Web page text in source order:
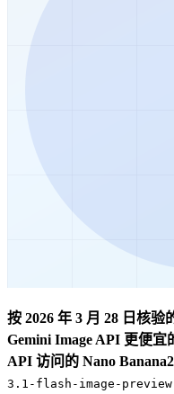
按 2026 年 3 月 28 日核验
Gemini Image API 更便
API 访问的 Nano Banana2
3.1-flash-image-preview